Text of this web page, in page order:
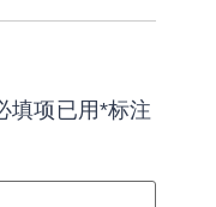
填项已用*标注